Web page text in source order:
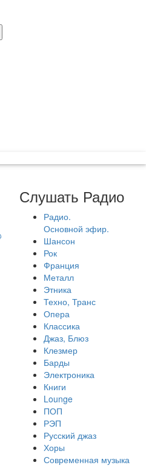
Слушать Радио
Радио.
Основной эфир.
Шансон
Рок
Франция
Металл
Этника
Техно, Транс
Опера
Классика
Джаз, Блюз
Клезмер
Барды
Электроника
Книги
Lounge
ПОП
РЭП
Русский джаз
Хоры
Современная музыка